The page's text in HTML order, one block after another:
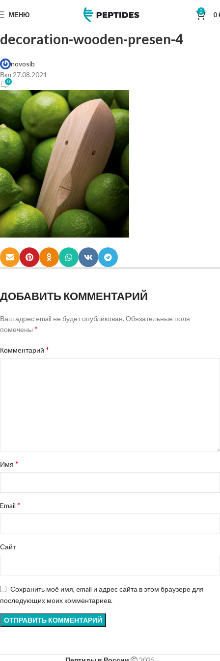
МЕНЮ 0 0
decoration-wooden-presen-4
novosib
Вкл 27.08.2021
0
ДОБАВИТЬ КОММЕНТАРИЙ
Ваш адрес email не будет опубликован. Обязательные поля
помечены *
Комментарий *
Имя *
Email *
Сайт
Сохранить моё имя, email и адрес сайта в этом браузере для
последующих моих комментариев.